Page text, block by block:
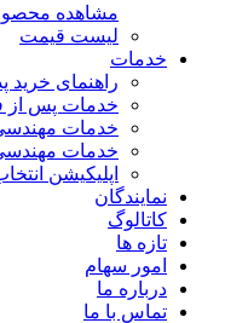
مشاهده
لیست قیمت
خدمات
راهنمای خرید
خدمات پس
خدمات
خدمات
اپلیکیشن
نمایندگان
کاتالوگ
تازه ها
امور سهام
درباره ما
تماس با ما